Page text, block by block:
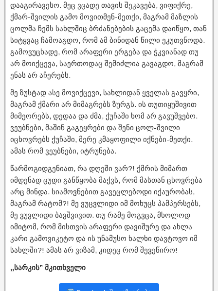
დააგირავესო. მეც ვცადე თავის შეკავება, ვიფიქრე,
ქმარ-შვილის გამო მოვითმენ-მეთქი, მაგრამ მაზლის
ცოლმა ჩემს სახლშიც ბრძანებების გაცემა დაიწყო, თან
სიტყვაც ჩამოაგდო, რომ ამ ბინიდან წილი ეკუთვნოდა.
გამოვუცხადე, რომ არაფერი ერგება და ჭკვიანად თუ
არ მოიქცევა, საერთოდაც შემიძლია გავაგდო, მაგრამ
ენას არ აჩერებს.
მე ზუსტად ასე მოვიქცევი, სახლიდან ყველას გავყრი,
მაგრამ ქმარი არ მიმაგრებს ზურგს. ის თუთიყუშივით
მიმეორებს, დედაა და ძმა, ქუჩაში ხომ არ გავუშვებო.
ვეუბნები, მაშინ გაგეყრები და შენი ცოლ-შვილი
იცხოვრებს ქუჩაში, მერე კმაყოფილი იქნები-მეთქი.
ამას რომ ვეუბნები, იტრუნება.
წარმოგიდგენიათ, რა დღეში ვარ?! ქმრის მიმართ
იმდენად ცუდი განწყობა მაქვს, რომ მასთან ცხოვრება
არც მინდა. სიამოვნებით გავეცლებოდი იქაურობას,
მაგრამ რატომ?! მე ვუცვლიდი იმ მოხუცს პამპერსებს,
მე ვუვლიდი ბავშვივით. თუ რამე მოგვცა, მხოლოდ
იმიტომ, რომ მისთვის არაფერი დავიშურე და ახლა
კარი გამოვიკეტო და ის უნამუსო ხალხი დავტოვო იმ
სახლში?! ამას არ ვიზამ, კიდეც რომ შევეწირო!
,,სარკის” მკითხველი